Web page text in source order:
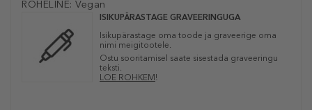
ROHELINE: Vegan
ISIKUPÄRASTAGE GRAVEERINGUGA
Isikupärastage oma toode ja graveerige oma
nimi meigitootele.
Ostu sooritamisel saate sisestada graveeringu
teksti.
LOE ROHKEM!